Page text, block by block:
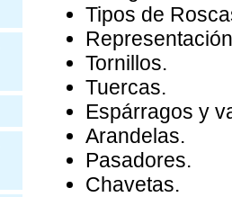
Tipos de
Tornillos.
Tuercas.
Espárragos y
Arandelas.
Pasadores.
Chavetas.